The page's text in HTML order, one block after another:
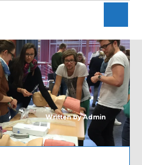
Written byAdmin